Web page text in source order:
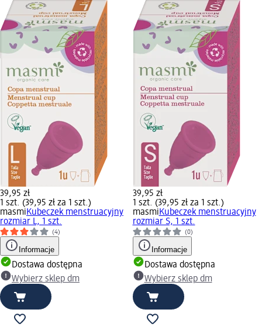
39,95 zł
1 szt. (39,95 zł za 1 szt.)
masmiKubeczek menstruacyjny
rozmiar L, 1 szt.
(4)
Informacje
Dostawa dostępna
Wybierz sklep dm
39,95 zł
1 szt. (39,95 zł za 1 szt.)
masmiKubeczek menstruacyjny
rozmiar S, 1 szt.
(0)
Informacje
Dostawa dostępna
Wybierz sklep dm